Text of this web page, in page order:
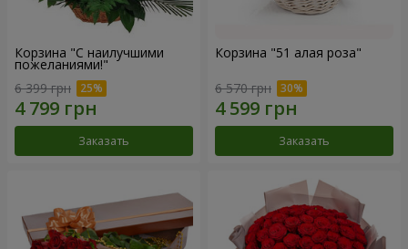
Корзина "С наилучшими
пожеланиями!"
6 399 грн
Заказать
Корзина "51 алая роза"
6 570 грн
Заказать